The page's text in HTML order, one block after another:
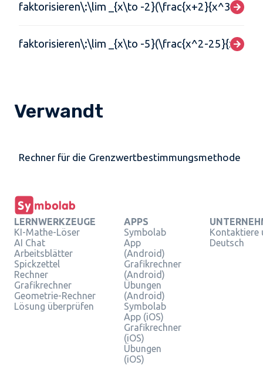
faktorisieren\:\lim _{x\to -2}(\frac{x+2}{x^3+8})
faktorisieren\:\lim _{x\to -5}(\frac{x^2-
Verwandt
Rechner für die Grenzwertbestimmungsmethode
LERNWERKZEUGE
KI-Mathe-Löser
AI Chat
Arbeitsblätter
Spickzettel
Rechner
Grafikrechner
Geometrie-Rechner
Lösung überprüfen
APPS
Symbolab
App
(Android)
Grafikrechner
(Android)
Übungen
(Android)
Symbolab
App (iOS)
Grafikrechner
(iOS)
Übungen
(iOS)
Kontaktiere
Deutsch